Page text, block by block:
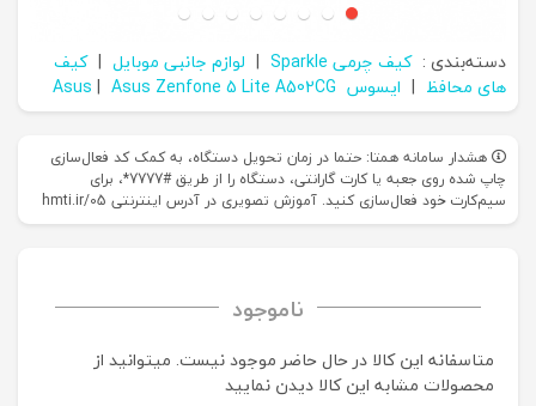
دسته‌بندی : کیف چرمی Sparkle | لوازم جانبی موبایل | کیف
های محافظ | ایسوس Asus | Asus Zenfone 5 Lite A502CG
هشدار سامانه همتا: حتما در زمان تحویل دستگاه، به کمک کد فعال‌سازی
چاپ شده روی جعبه یا کارت گارانتی، دستگاه را از طریق #7777*، برای
سیم‌کارت خود فعال‌سازی کنید. آموزش تصویری در آدرس اینترنتی hmti.ir/05
ناموجود
متاسفانه این کالا در حال حاضر موجود نیست. می‍توانید از
محصولات مشابه این کالا دیدن نمایید